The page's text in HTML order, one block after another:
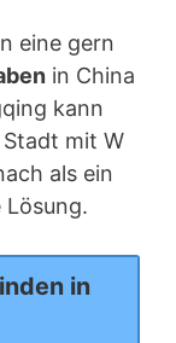
eine gern
in China
kann
Stadt mit W
als ein
Lösung.
in